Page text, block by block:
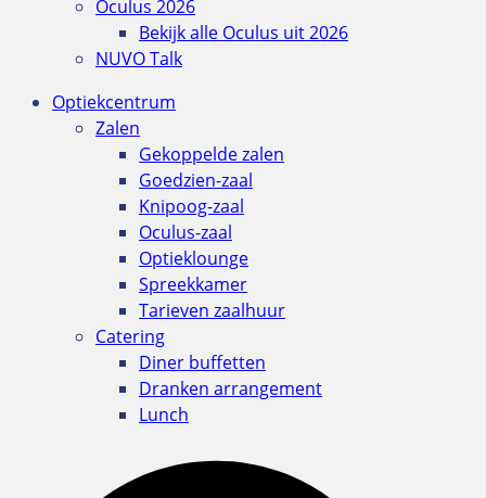
Oculus 2026
Bekijk alle Oculus uit 2026
NUVO Talk
Optiekcentrum
Zalen
Gekoppelde zalen
Goedzien-zaal
Knipoog-zaal
Oculus-zaal
Optieklounge
Spreekkamer
Tarieven zaalhuur
Catering
Diner buffetten
Dranken arrangement
Lunch